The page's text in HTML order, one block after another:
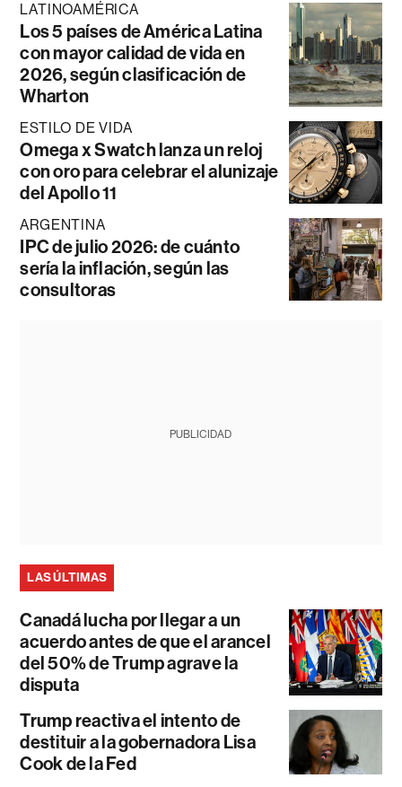
LATINOAMÉRICA
Los 5 países de América Latina
con mayor calidad de vida en
2026, según clasificación de
Wharton
ESTILO DE VIDA
Omega x Swatch lanza un reloj
con oro para celebrar el alunizaje
del Apollo 11
ARGENTINA
IPC de julio 2026: de cuánto
sería la inflación, según las
consultoras
PUBLICIDAD
LAS ÚLTIMAS
Canadá lucha por llegar a un
acuerdo antes de que el arancel
del 50% de Trump agrave la
disputa
Trump reactiva el intento de
destituir a la gobernadora Lisa
Cook de la Fed